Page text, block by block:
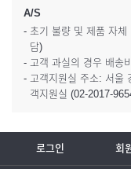
A/S
- 초기 불량 및 제품 자체
담)
- 고객 과실의 경우 배송
- 고객지원실 주소: 서울
객지원실 (02-2017-
로그인 회